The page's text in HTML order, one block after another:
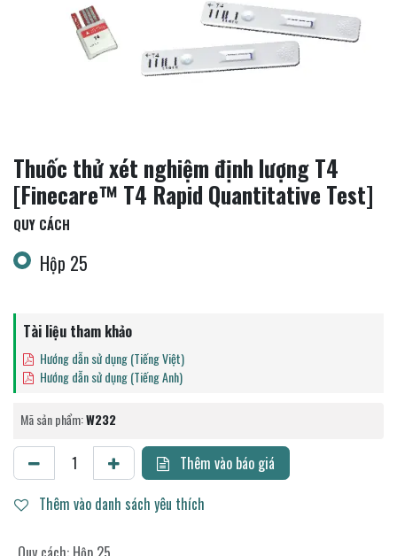
Thuốc thử xét nghiệm định lượng T4
[Finecare™ T4 Rapid Quantitative Test]
QUY CÁCH
Hộp 25
Tài liệu tham khảo
Hướng dẫn sử dụng (Tiếng Việt)
Hướng dẫn sử dụng (Tiếng Anh)
Mã sản phẩm:W232
Thêm vào báo giá
Thêm vào danh sách yêu thích